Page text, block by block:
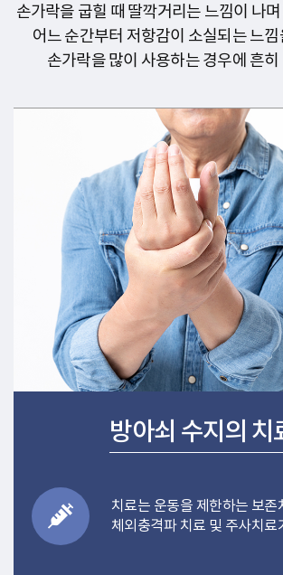
손가락을 굽힐 때 딸깍거리는 느낌이 나
어느 순간부터 저항감이 소실되는 느
손가락을 많이 사용하는 경우에 흔
방아쇠 수지의 치
치료는 운동을 제한하는 보존
체외충격파 치료 및 주사치료